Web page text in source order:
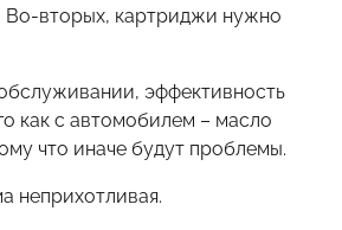
Во-вторых, картриджи нужно
эффективность
как с автомобилем – масло
что иначе будут проблемы.
неприхотливая.